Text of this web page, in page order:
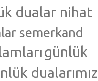
dualar nihat
semerkand
günlük
dualarımız